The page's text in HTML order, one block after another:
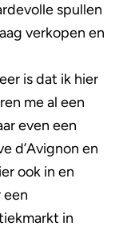
spullen
verkopen en
is dat ik hier
me al een
even een
d’Avignon en
ook in en
een
in